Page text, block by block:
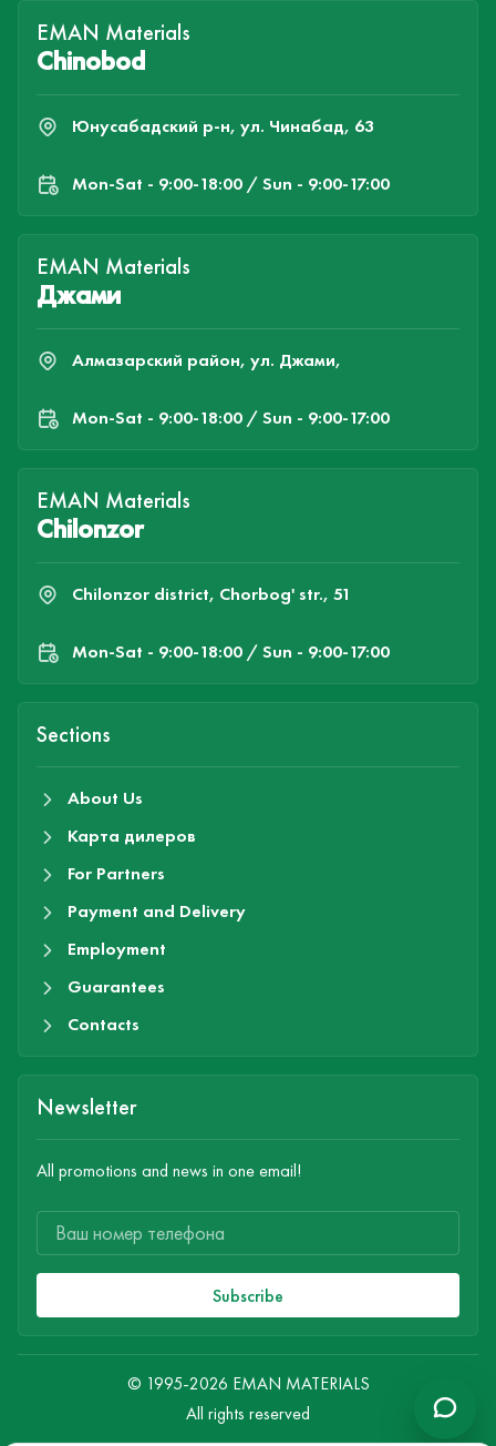
EMAN Materials
Chinobod
Юнусабадский р-н, ул. Чинабад, 63
Mon-Sat - 9:00-18:00 / Sun - 9:00-17:00
EMAN Materials
Джами
Алмазарский район, ул. Джами,
Mon-Sat - 9:00-18:00 / Sun - 9:00-17:00
EMAN Materials
Chilonzor
Chilonzor district, Chorbog' str., 51
Mon-Sat - 9:00-18:00 / Sun - 9:00-17:00
Sections
About Us
Карта дилеров
For Partners
Payment and Delivery
Employment
Guarantees
Contacts
Newsletter
All promotions and news in one email!
Subscribe
© 1995-2026 EMAN MATERIALS
All rights reserved